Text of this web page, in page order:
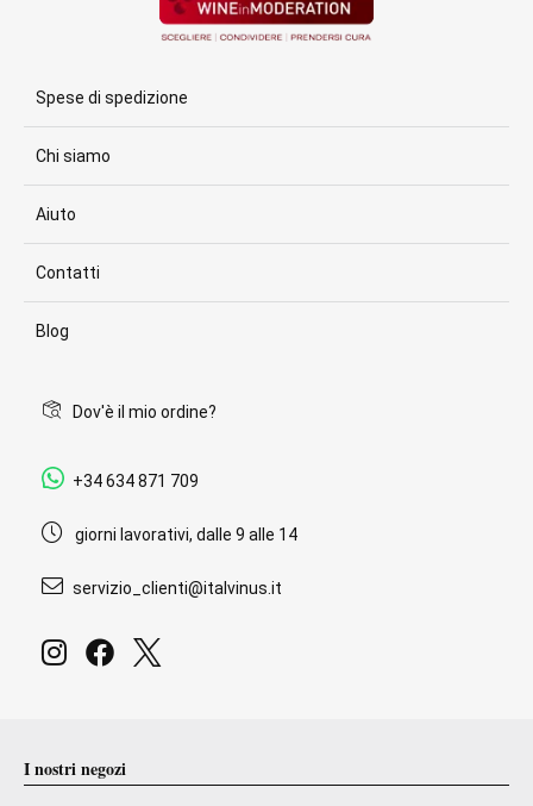
Spese di spedizione
Chi siamo
Aiuto
Contatti
Blog
Dov'è il mio ordine?
+34 634 871 709
giorni lavorativi, dalle 9 alle 14
servizio_clienti@italvinus.it
I nostri negozi